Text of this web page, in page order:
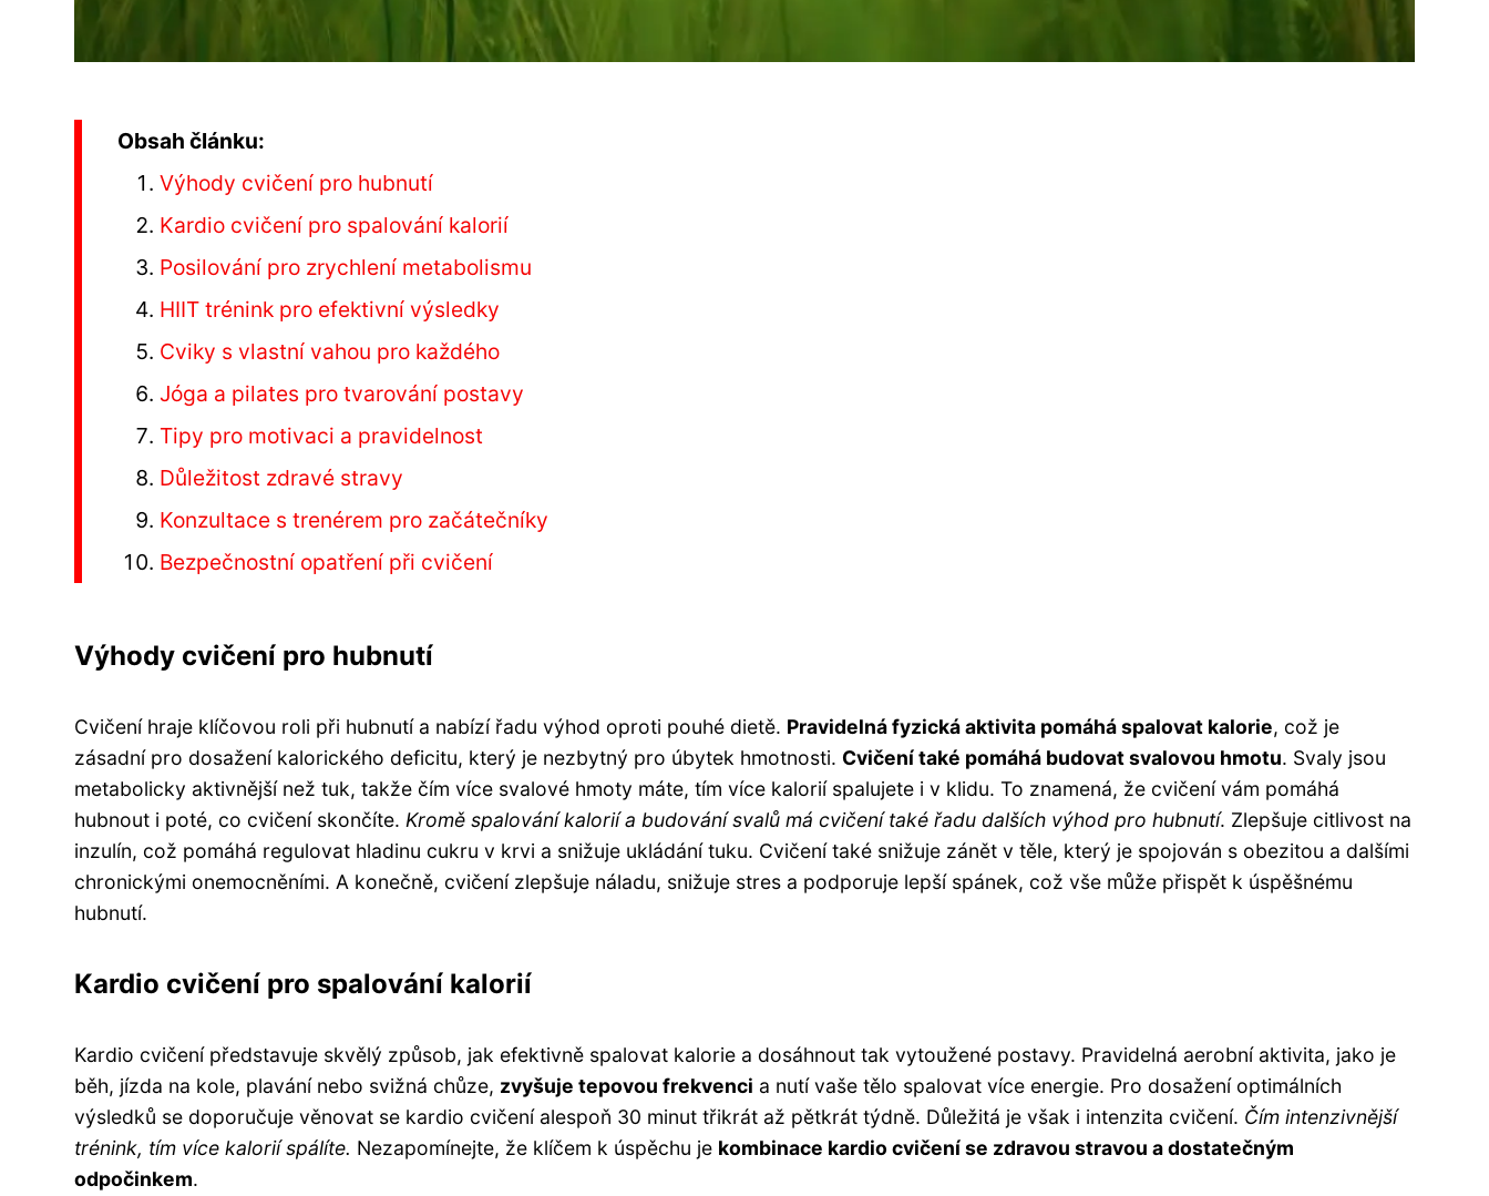
Obsah článku:
Výhody cvičení pro hubnutí
Kardio cvičení pro spalování kalorií
Posilování pro zrychlení metabolismu
HIIT trénink pro efektivní výsledky
Cviky s vlastní vahou pro každého
Jóga a pilates pro tvarování postavy
Tipy pro motivaci a pravidelnost
Důležitost zdravé stravy
Konzultace s trenérem pro začátečníky
Bezpečnostní opatření při cvičení
Výhody cvičení pro hubnutí
Cvičení hraje klíčovou roli při hubnutí a nabízí řadu výhod oproti pouhé dietě. Pravidelná fyzická aktivita pomáhá spalovat kalorie, což je
zásadní pro dosažení kalorického deficitu, který je nezbytný pro úbytek hmotnosti. Cvičení také pomáhá budovat svalovou hmotu. Svaly jsou
metabolicky aktivnější než tuk, takže čím více svalové hmoty máte, tím více kalorií spalujete i v klidu. To znamená, že cvičení vám pomáhá
hubnout i poté, co cvičení skončíte. Kromě spalování kalorií a budování svalů má cvičení také řadu dalších výhod pro hubnutí. Zlepšuje citlivost na
inzulín, což pomáhá regulovat hladinu cukru v krvi a snižuje ukládání tuku. Cvičení také snižuje zánět v těle, který je spojován s obezitou a dalšími
chronickými onemocněními. A konečně, cvičení zlepšuje náladu, snižuje stres a podporuje lepší spánek, což vše může přispět k úspěšnému
hubnutí.
Kardio cvičení pro spalování kalorií
Kardio cvičení představuje skvělý způsob, jak efektivně spalovat kalorie a dosáhnout tak vytoužené postavy. Pravidelná aerobní aktivita, jako je
běh, jízda na kole, plavání nebo svižná chůze, zvyšuje tepovou frekvenci a nutí vaše tělo spalovat více energie. Pro dosažení optimálních
výsledků se doporučuje věnovat se kardio cvičení alespoň 30 minut třikrát až pětkrát týdně. Důležitá je však i intenzita cvičení. Čím intenzivnější
trénink, tím více kalorií spálíte. Nezapomínejte, že klíčem k úspěchu je kombinace kardio cvičení se zdravou stravou a dostatečným
odpočinkem.